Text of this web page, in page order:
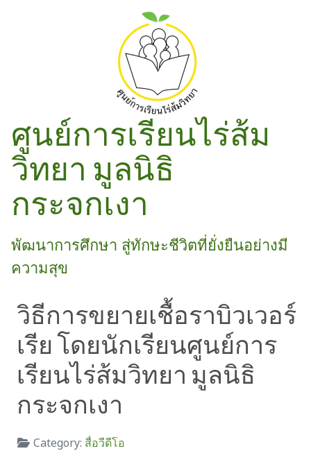
ศูนย์การเรียนไร่ส้ม
วิทยา มูลนิธิ
กระจกเงา
พัฒนาการศึกษา สู่ทักษะชีวิตที่ยั่งยืนอย่างมี
ความสุข
วิธีการขยายเชื้อราบิวเวอร์
เรีย โดยนักเรียนศูนย์การ
เรียนไร่ส้มวิทยา มูลนิธิ
กระจกเงา
Category: สื่อวีดีโอ